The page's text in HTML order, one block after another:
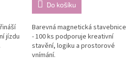
jízdu
Do košíku
Barevná magnetická stavebnice
- 100 ks podporuje kreativní
stavění, logiku a prostorové
vnímání.